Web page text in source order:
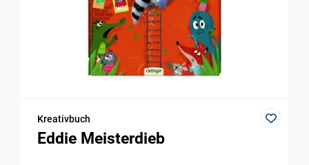
Kreativbuch
Eddie Meisterdieb